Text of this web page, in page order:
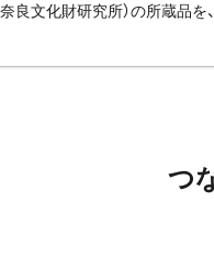
良文化財研究所）の所蔵品
つ